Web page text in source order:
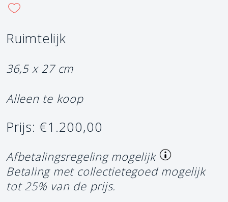
Ruimtelijk
36,5 x 27 cm
Alleen te koop
Prijs: €1.200,00
Afbetalingsregeling mogelijk
Betaling met collectietegoed mogelijk
tot 25% van de prijs.